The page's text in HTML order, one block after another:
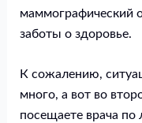
маммографический
заботы о здоровье.
К сожалению,
много, а вот во
посещаете врача